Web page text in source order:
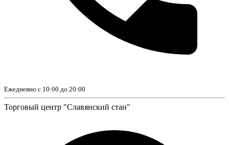
Ежедневно с 10:00 до 20:00
Торговый центр "Славянский стан"